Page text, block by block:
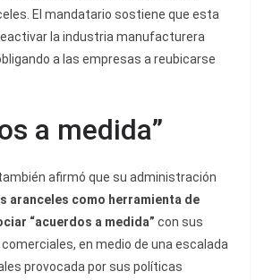
El mandatario sostiene que esta
la industria manufacturera
a las empresas a reubicarse
a medida”
afirmó que su administración
aranceles como herramienta de
“acuerdos a medida” con sus
en medio de una escalada
provocada por sus políticas